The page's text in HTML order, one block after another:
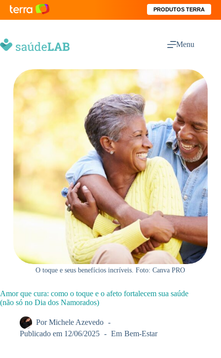
PRODUTOS TERRA
Menu
O toque e seus benefícios incríveis. Foto: Canva PRO
Amor que cura: como o toque e o afeto fortalecem sua saúde
(não só no Dia dos Namorados)
Por Michele Azevedo
Publicado em 12/06/2025 Em Bem-Estar